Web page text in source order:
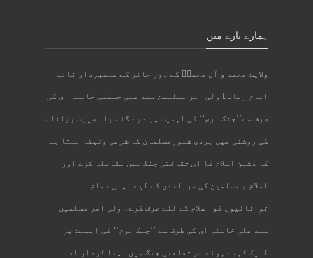
ہمارے بارے میں
ولایت محمد و آل محمدؐ کے دور حاضر کے علمبردار نائب
امام زمانؑ ولی امر مسلمین سید علی حسینی خامنہ ای کی
طرف سے’’جنگ نرم‘‘ کی اہمیت پر دیے گئے با بصیرت بیانات
کی روشنی میں ہرذی شعورمسلمان کا شرعی وظیفہ بنتا ہے
کہ دُشمن اسلام کا اس ثقافتی جنگ میں مقابلہ کرے اور
اسلام و مسلمین کی سربلندی کے لیے اپنی تمام
توانائیوں کو اسلام کے لئے صرف کرے۔ ولی امر مسلمین
سید علی خامنہ ای کی طرف سے ’’جنگ نرم‘‘ کی اہمیت پر
لبیک کہتے ہوئے اس ثقافتی جنگ میں اپنا کردار ادا